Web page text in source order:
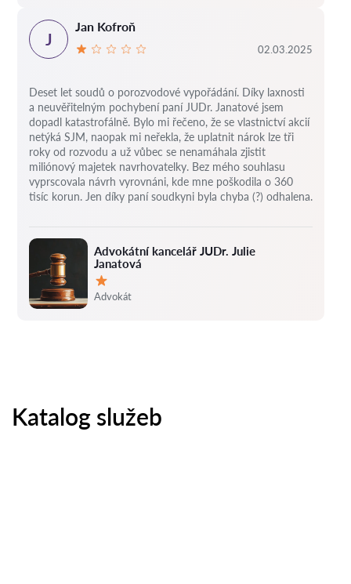
Advokátní kancelář JUDr. Julie
Janatová
Hodnocení:
Advokát
J
Jan Kofroň
02.03.2025
Deset let soudů o porozvodové vypořádání. Díky laxnosti
a neuvěřitelným pochybení paní JUDr. Janatové jsem
dopadl katastrofálně. Bylo mi řečeno, že se vlastnictví akcií
netýká SJM, naopak mi neřekla, že uplatnit nárok lze tři
roky od rozvodu a už vůbec se nenamáhala zjistit
miliónový majetek navrhovatelky. Bez mého souhlasu
vyprscovala návrh vyrovnáni, kde mne poškodila o 360
tisíc korun. Jen díky paní soudkyni byla chyba (?) odhalena.
Katalog služeb